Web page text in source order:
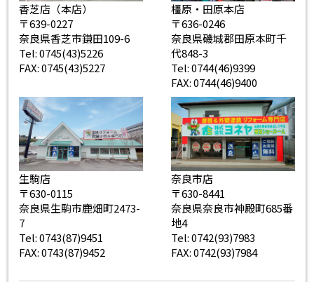
香芝店（本店）
〒639-0227
奈良県香芝市鎌田109-6
Tel: 0745(43)5226
FAX: 0745(43)5227
橿原・田原本店
〒636-0246
奈良県磯城郡田原本町千
代848-3
Tel: 0744(46)9399
FAX: 0744(46)9400
生駒店
〒630-0115
奈良県生駒市鹿畑町2473-
7
Tel: 0743(87)9451
FAX: 0743(87)9452
奈良市店
〒630-8441
奈良県奈良市神殿町685番
地4
Tel: 0742(93)7983
FAX: 0742(93)7984